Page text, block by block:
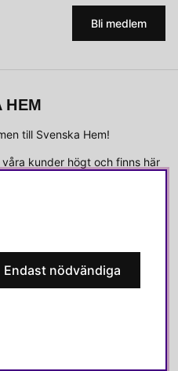
Bli medlem
HEM
till Svenska Hem!
kunder högt och finns här
Endast nödvändiga